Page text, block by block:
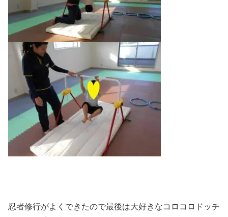
忍者修行がよくできたので最後は大好きなコロコロドッチ